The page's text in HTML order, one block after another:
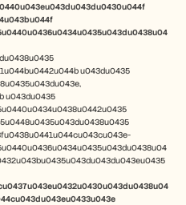
u043du0435
u043du0435